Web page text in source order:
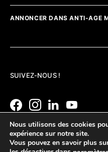
ANNONCER DANS ANTI-AGE
SUIVEZ-NOUS !
Nous utilisons des cookies
expérience sur notre site.
Vous pouvez en savoir plus